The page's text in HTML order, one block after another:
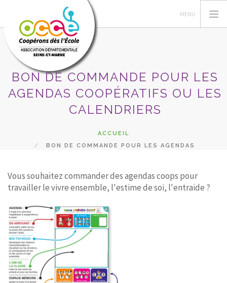
OCCE 77
RECHERCHER
BON DE COMMANDE POUR LES
AGENDAS COOPÉRATIFS OU LES
CALENDRIERS
ACCUEIL
BON DE COMMANDE POUR LES AGENDAS
Vous souhaitez commander des agendas coops pour
travailler le vivre ensemble, l'estime de soi, l'entraide ?